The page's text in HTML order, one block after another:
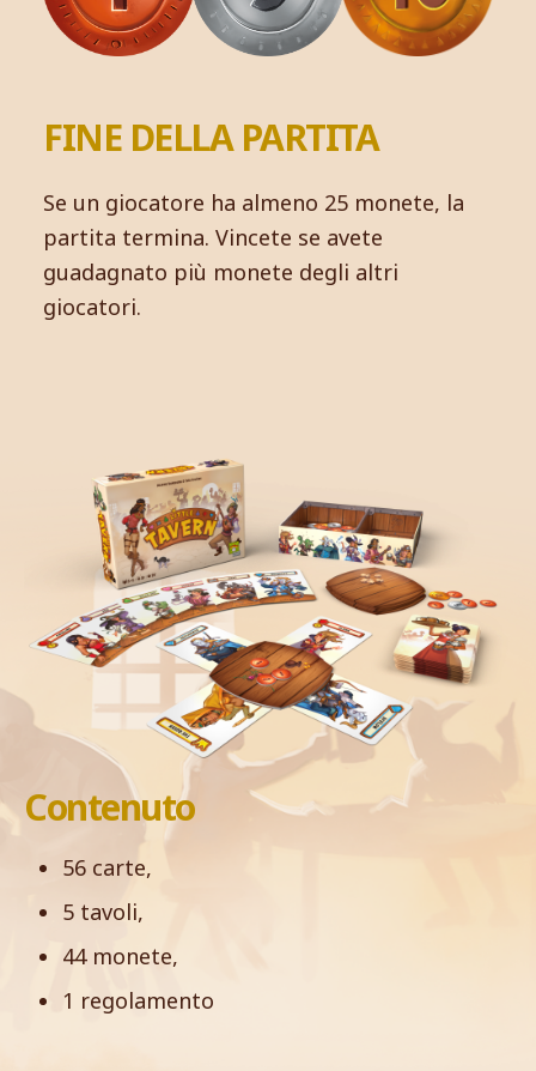
FINE DELLA PARTITA
Se un giocatore ha almeno 25 monete, la
partita termina. Vincete se avete
guadagnato più monete degli altri
giocatori.
Contenuto
56 carte,
5 tavoli,
44 monete,
1 regolamento